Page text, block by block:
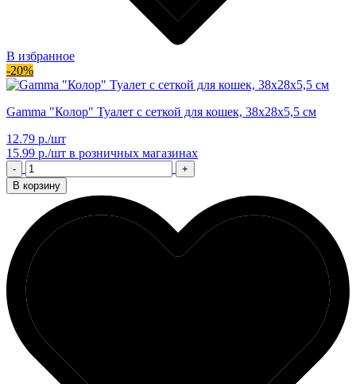
В избранное
-20%
Gamma "Колор" Туалет с сеткой для кошек, 38х28х5,5 см
12.79 р./шт
15.99 р./шт в розничных магазинах
-
+
В корзину